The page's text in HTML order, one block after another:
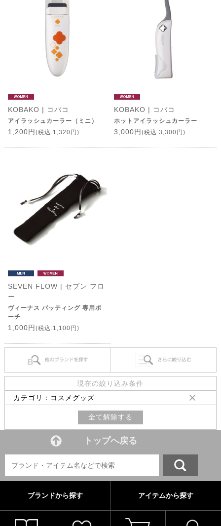
KOBAKO | コバコ
アイラッシュカーラー（ミニ）
1,200円 (税込:1,320円)
KOBAKO | コバコ
ホットアイラッシュカーラー
3,000円 (税込:3,300円)
SEVEN FLOW | セブン フロ
ー
ヴィーナス パッティング 専用ポ
ーチ
1,000円 (税込:1,100円)
現在の絞り込み条件
カテゴリ：コスメグッズ
全て解除する
トップへ戻る
ブランドから探す アイテムから探す